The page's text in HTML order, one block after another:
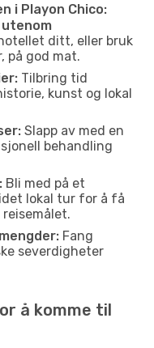
i Playon Chico:
ditt, eller bruk
på god mat.
Tilbring tid
kunst og lokal
Slapp av med en
behandling
Bli med på et
lokal tur for å få
Fang
severdigheter
å komme til